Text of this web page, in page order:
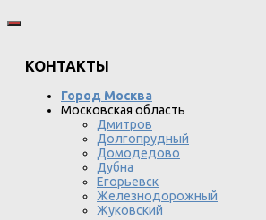
КОНТАКТЫ
Город Москва
Московская область
Дмитров
Долгопрудный
Домодедово
Дубна
Егорьевск
Железнодорожный
Жуковский